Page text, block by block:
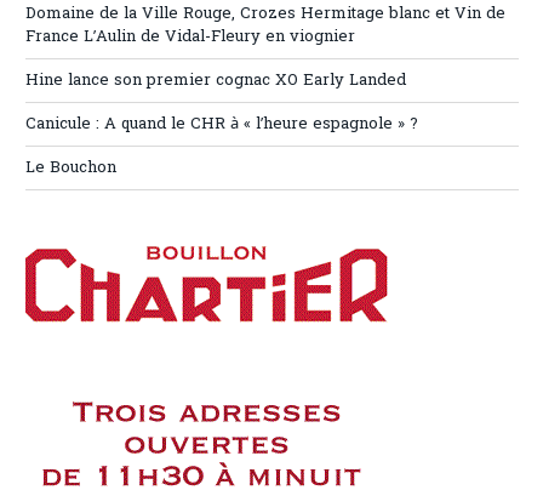
Domaine de la Ville Rouge, Crozes Hermitage blanc et Vin de
France L’Aulin de Vidal-Fleury en viognier
Hine lance son premier cognac XO Early Landed
Canicule : A quand le CHR à « l’heure espagnole » ?
Le Bouchon